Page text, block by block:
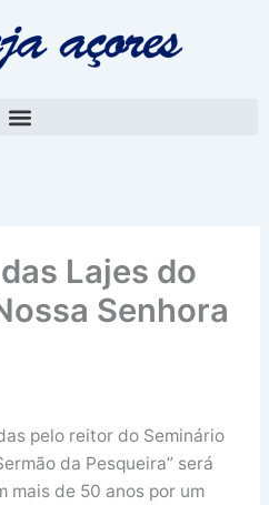
Lajes do
Senhora
pelo reitor do Seminário
da Pesqueira” será
mais de 50 anos por um